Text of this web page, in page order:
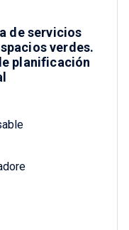
de servicios
verdes.
planificación